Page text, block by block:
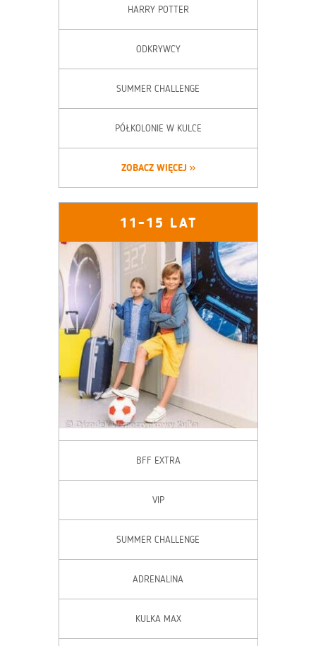
HARRY POTTER
ODKRYWCY
SUMMER CHALLENGE
PÓŁKOLONIE W KULCE
ZOBACZ WIĘCEJ
11-15 LAT
BFF EXTRA
VIP
SUMMER CHALLENGE
ADRENALINA
KULKA MAX